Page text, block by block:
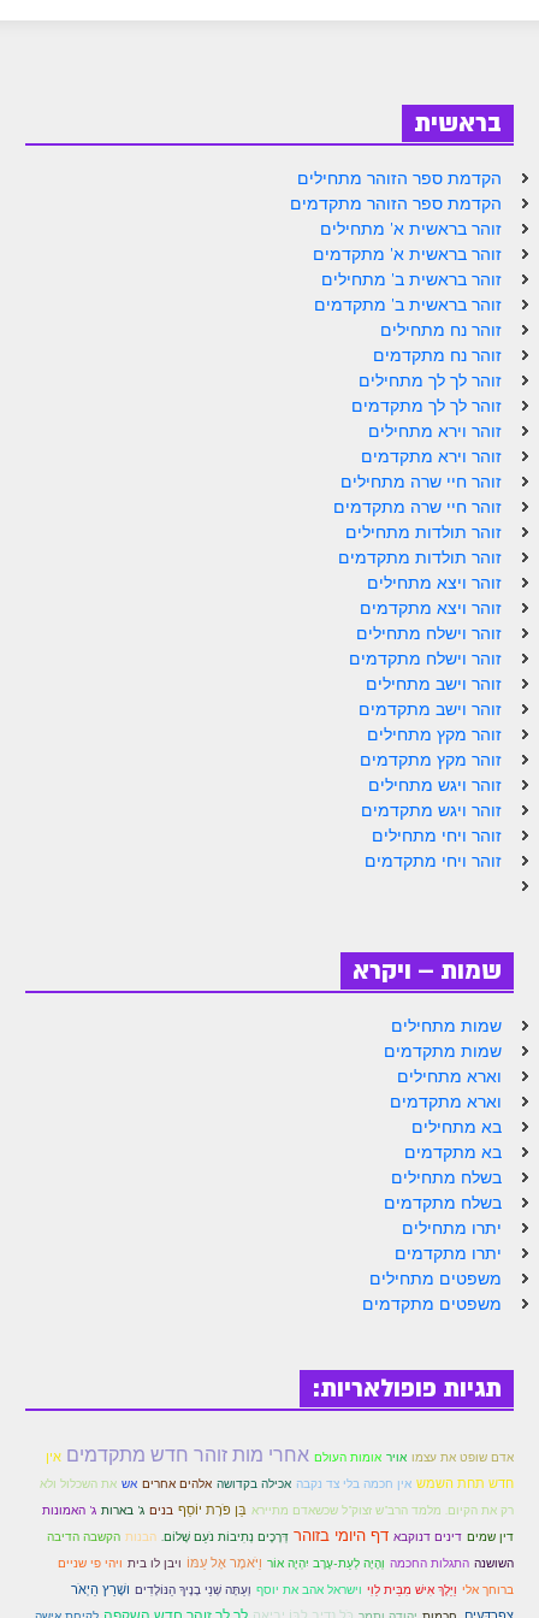
ספר הזוהר נח מתחילים
ספר הזוהר נח מתקדמים
ספר הזוהר לך לך מתחילים
ספר הזוהר לך לך מתקדמים
ספר הזוהר וירא מתחילים
ספר הזוהר וירא מתקדמים
ספר הזוהר חיי שרה מתחילים
ספר הזוהר חיי שרה מתקדמים
ספר הזוהר תולדות מתחילים
ספר הזוהר ויצא מתחילים
ספר הזוהר ויצא מתקדמים
ספר הזוהר וישלח מתחילים
הזוהר הקדוש וישלח מתקדמים
הזוהר הקדוש וישב מתחילים
הזוהר הקדוש וישב מתקדמים
הזוהר הקדוש מקץ מתחילים
הזוהר הקדוש ויגש מתקדמים
הזוהר הקדוש ויחי מתחילים
הזוהר הקדוש ויחי מתקדמים
ספר הזוהר – שמות
הזוהר הקדוש שמות מתחילים
הזוהר הקדוש שמות מתקדמים
הזוהר הקדוש וארא מתחילים
הזוהר הקדוש וארא מתקדמים
הזוהר הקדוש בא מתקדמים
הזוהר הקדוש בשלח מתקדמים
הזוהר הקדוש יתרו מתקדמים
משפטים מתחילים
בראשית
הקדמת ספר הזוהר מתחילים
הקדמת ספר הזוהר מתקדמים
זוהר בראשית א' מתחילים
זוהר בראשית א' מתקדמים
זוהר בראשית ב' מתחילים
זוהר בראשית ב' מתקדמים
זוהר נח מתחילים
זוהר נח מתקדמים
זוהר לך לך מתחילים
זוהר לך לך מתקדמים
זוהר וירא מתחילים
זוהר וירא מתקדמים
זוהר חיי שרה מתחילים
זוהר חיי שרה מתקדמים
זוהר תולדות מתחילים
זוהר תולדות מתקדמים
זוהר ויצא מתחילים
זוהר ויצא מתקדמים
זוהר וישלח מתחילים
זוהר וישלח מתקדמים
זוהר וישב מתחילים
זוהר וישב מתקדמים
זוהר מקץ מתחילים
זוהר מקץ מתקדמים
זוהר ויגש מתחילים
זוהר ויגש מתקדמים
זוהר ויחי מתחילים
זוהר ויחי מתקדמים
שמות – ויקרא
שמות מתחילים
שמות מתקדמים
וארא מתחילים
וארא מתקדמים
בא מתחילים
בא מתקדמים
בשלח מתחילים
בשלח מתקדמים
יתרו מתחילים
יתרו מתקדמים
משפטים מתחילים
משפטים מתקדמים
תגיות פופולאריות:
אדם שופט את עצמו אויר אומות העולם אחרי מות זוהר חדש מתקדמים אין
חדש תחת השמש אין חכמה בלי צד נקבה אכילה בקדושה אלהים אחרים אש את השכלול ולא
רק את הקיום. מלמד הרב"ש זצוק"ל שכשאדם מתיירא בֵּן פֹּרָת יוֹסֵף בנים ג' בארות ג' האמונות
דין שמים דינים דנוקבא דף היומי בזוהר דְּרָכֶים נְתִיבוֹת נֹעַם שָׁלוֹם. הבנות הקשבה הדיבה
השושנה התגלות החכמה וְהָיָה לְעֵת-עֶרֶב יִהְיֶה אוֹר וַיֹּאמֶר אֶל עַמּוֹ ויבן לו בית ויהי פי שניים
ברוחך אלי וַיֵּלֶךְ אִישׁ מִבֵּית לֵוִי וישראל אהב את יוסף וְעַתָּה שְׁנֵי בָנֶיךָ הַנּוֹלָדִים ושָׁרַץ הַיְאֹר